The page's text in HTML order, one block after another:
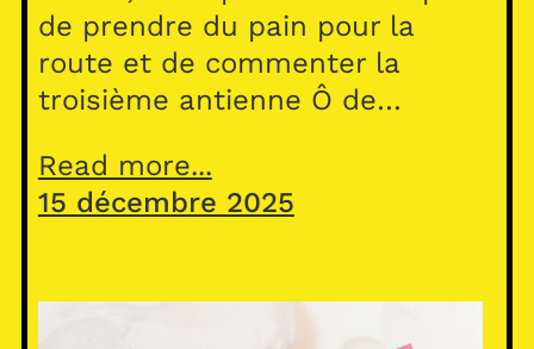
de prendre du pain pour la
route et de commenter la
troisième antienne Ô de…
Read more...
15 décembre 2025